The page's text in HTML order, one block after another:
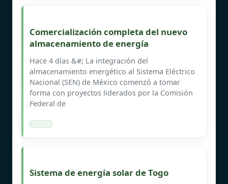
Comercialización completa del nuevo
almacenamiento de energía
Hace 4 días &#; La integración del
almacenamiento energético al Sistema Eléctrico
Nacional (SEN) de México comenzó a tomar
forma con proyectos liderados por la Comisión
Federal de
Sistema de energía solar de Togo